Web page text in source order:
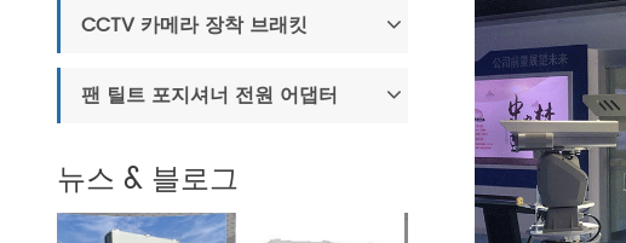
CCTV 카메라 장착 브래킷
팬 틸트 포지셔너 전원 어댑터
뉴스 & 블로그